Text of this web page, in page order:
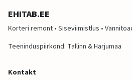
EHITAB.EE
Korteri remont • Siseviimistlus •
Teeninduspiirkond: Tallinn & Harjumaa
Kontakt